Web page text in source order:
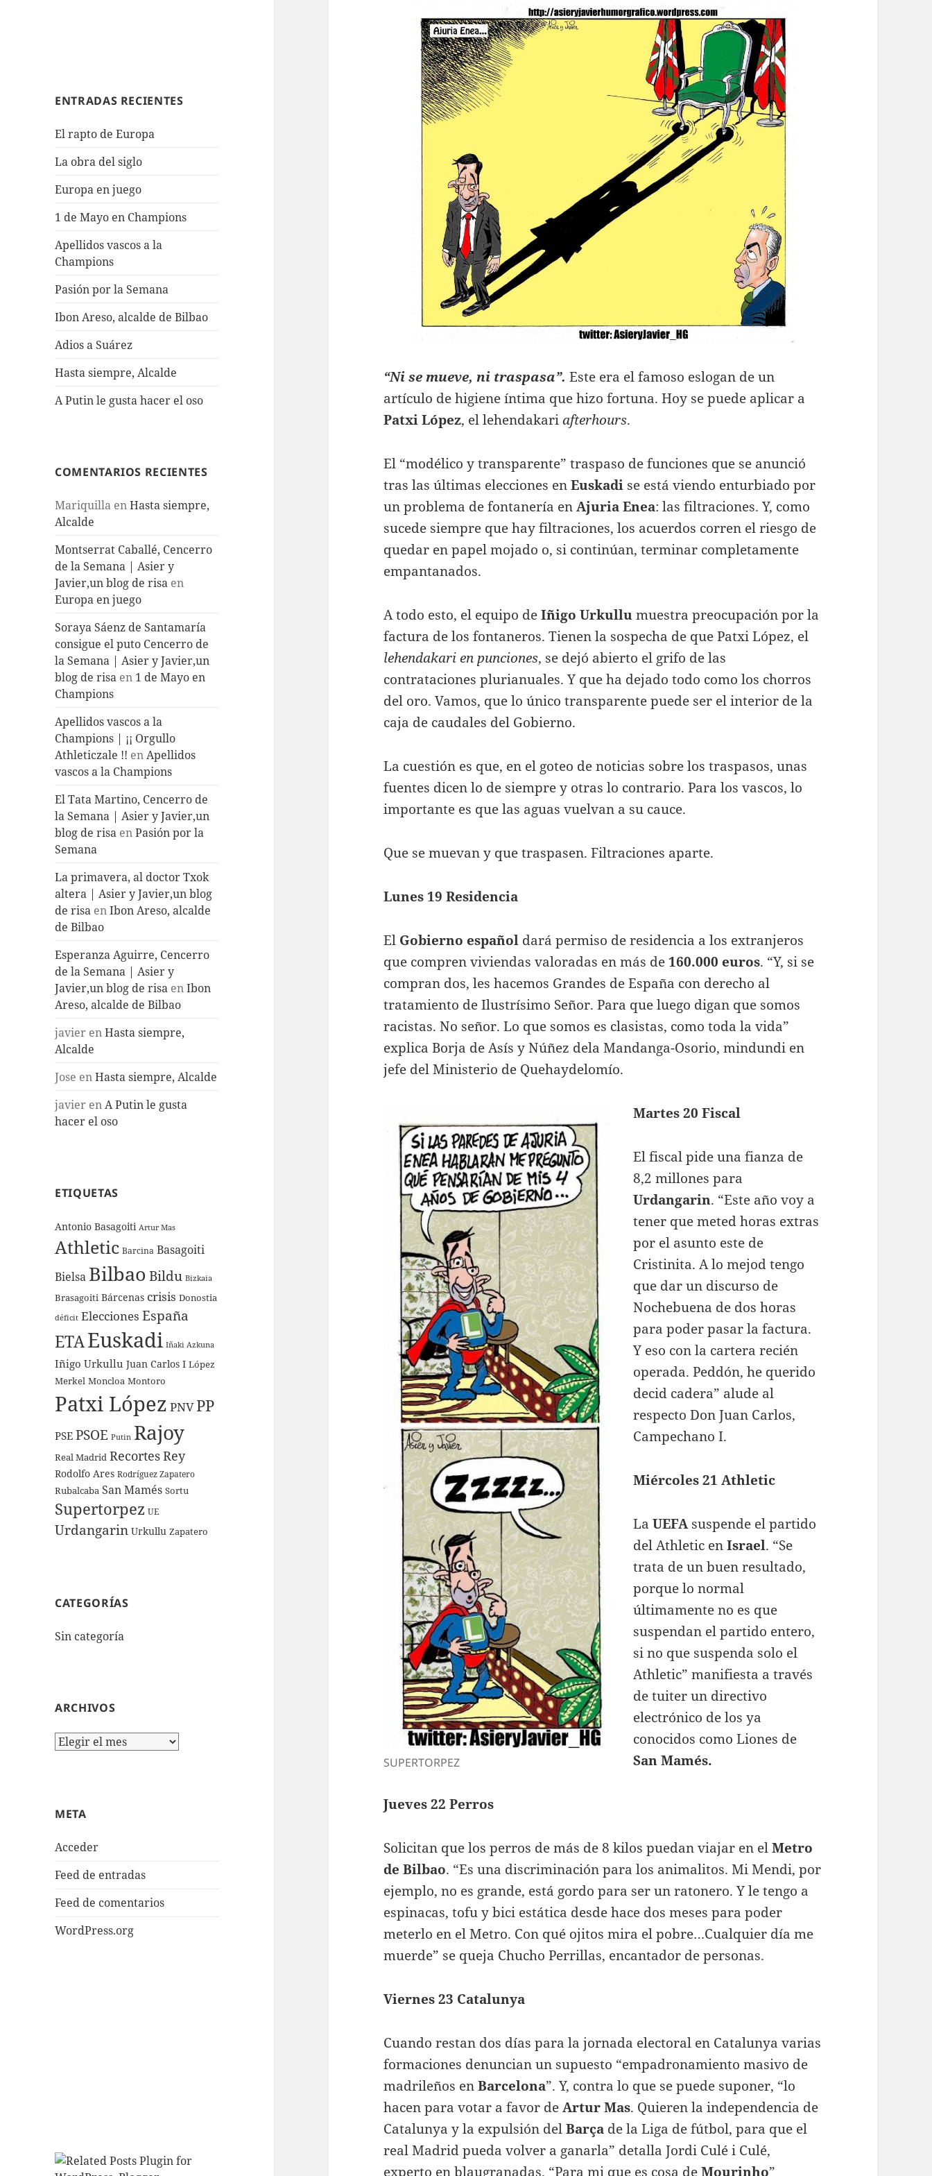
ENTRADAS RECIENTES
El rapto de Europa
La obra del siglo
Europa en juego
1 de Mayo en Champions
Apellidos vascos a la
Champions
Pasión por la Semana
Ibon Areso, alcalde de Bilbao
Adios a Suárez
Hasta siempre, Alcalde
A Putin le gusta hacer el oso
COMENTARIOS RECIENTES
Mariquilla enHasta siempre,
Alcalde
Montserrat Caballé, Cencerro
de la Semana | Asier y
Javier,un blog de risa en
Europa en juego
Soraya Sáenz de Santamaría
consigue el puto Cencerro de
la Semana | Asier y Javier,un
blog de risa en 1 de Mayo en
Champions
Apellidos vascos a la
Champions | ¡¡ Orgullo
Athleticzale !! enApellidos
vascos a la Champions
El Tata Martino, Cencerro de
la Semana | Asier y Javier,un
blog de risa enPasión por la
Semana
La primavera, al doctor Txok
altera | Asier y Javier,un blog
de risa enIbon Areso, alcalde
de Bilbao
Esperanza Aguirre, Cencerro
de la Semana | Asier y
Javier,un blog de risa enIbon
Areso, alcalde de Bilbao
javier enHasta siempre,
Alcalde
Jose enHasta siempre, Alcalde
javier enA Putin le gusta
hacer el oso
ETIQUETAS
Antonio Basagoiti Artur Mas
Athletic Barcina Basagoiti
Bielsa Bilbao Bildu Bizkaia
Brasagoiti Bárcenas crisis Donostia
déficit Elecciones España
ETAEuskadi Iñaki Azkuna
Iñigo Urkullu Juan Carlos I López
Merkel Moncloa Montoro
Patxi López PNVPP
PSE PSOE Putin Rajoy
Real Madrid RecortesRey
Rodolfo Ares Rodríguez Zapatero
Rubalcaba San Mamés Sortu
Supertorpez UE
Urdangarin Urkullu Zapatero
CATEGORÍAS
Sin categoría
ARCHIVOS
Archivos
META
Acceder
Feed de entradas
Feed de comentarios
WordPress.org
“Ni se mueve, ni traspasa”. Este era el famoso eslogan de un
artículo de higiene íntima que hizo fortuna. Hoy se puede aplicar a
Patxi López, el lehendakariafterhours.
El “modélico y transparente” traspaso de funciones que se anunció
tras las últimas elecciones enEuskadi se está viendo enturbiado por
un problema de fontanería enAjuria Enea: las filtraciones. Y, como
sucede siempre que hay filtraciones, los acuerdos corren el riesgo de
quedar en papel mojado o, si continúan, terminar completamente
empantanados.
A todo esto, el equipo deIñigo Urkullumuestra preocupación por la
factura de los fontaneros. Tienen la sospecha de que Patxi López, el
lehendakari en punciones, se dejó abierto el grifo de las
contrataciones plurianuales. Y que ha dejado todo como los chorros
del oro. Vamos, que lo único transparente puede ser el interior de la
caja de caudales del Gobierno.
La cuestión es que, en el goteo de noticias sobre los traspasos, unas
fuentes dicen lo de siempre y otras lo contrario. Para los vascos, lo
importante es que las aguas vuelvan a su cauce.
Que se muevan y que traspasen. Filtraciones aparte.
Lunes 19 Residencia
El Gobierno español dará permiso de residencia a los extranjeros
que compren viviendas valoradas en más de 160.000 euros. “Y, si se
compran dos, les hacemos Grandes de España con derecho al
tratamiento de Ilustrísimo Señor. Para que luego digan que somos
racistas. No señor. Lo que somos es clasistas, como toda la vida”
explica Borja de Asís y Núñez dela Mandanga-Osorio, mindundi en
jefe del Ministerio de Quehaydelomío.
SUPERTORPEZ
Martes 20 Fiscal
El fiscal pide una fianza de
8,2 millones para
Urdangarin. “Este año voy a
tener que meted horas extras
por el asunto este de
Cristinita. A lo mejod tengo
que dar un discurso de
Nochebuena de dos horas
para poder pasar la factura.
Y eso con la cartera recién
operada. Peddón, he querido
decid cadera” alude al
respecto Don Juan Carlos,
Campechano I.
Miércoles 21 Athletic
LaUEFAsuspende el partido
del Athletic enIsrael. “Se
trata de un buen resultado,
porque lo normal
últimamente no es que
suspendan el partido entero,
si no que suspenda solo el
Athletic” manifiesta a través
de tuiter un directivo
electrónico de los ya
conocidos como Liones de
San Mamés.
Jueves 22 Perros
Solicitan que los perros de más de 8 kilos puedan viajar en elMetro
de Bilbao. “Es una discriminación para los animalitos. Mi Mendi, por
ejemplo, no es grande, está gordo para ser un ratonero. Y le tengo a
espinacas, tofu y bici estática desde hace dos meses para poder
meterlo en el Metro. Con qué ojitos mira el pobre…Cualquier día me
muerde” se queja Chucho Perrillas, encantador de personas.
Viernes 23 Catalunya
Cuando restan dos días para la jornada electoral en Catalunya varias
formaciones denuncian un supuesto “empadronamiento masivo de
madrileños enBarcelona”. Y, contra lo que se puede suponer, “lo
hacen para votar a favor deArtur Mas. Quieren la independencia de
Catalunya y la expulsión delBarça de la Liga de fútbol, para que el
real Madrid pueda volver a ganarla” detalla Jordi Culé i Culé,
experto en blaugranadas. “Para mi que es cosa deMourinho”